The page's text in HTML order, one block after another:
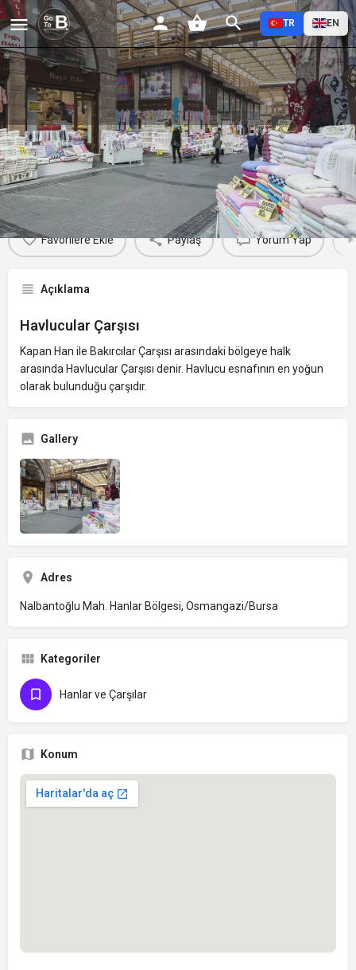
TR EN
Havlucular Çarşısı
Profil Etkinlikler 0 Jobs 0
Favorilere Ekle Paylaş Yorum Yap
Açıklama
Havlucular Çarşısı
Kapan Han ile Bakırcılar Çarşısı arasındaki bölgeye halk
arasında Havlucular Çarşısı denir. Havlucu esnafının en yoğun
olarak bulunduğu çarşıdır.
Gallery
Adres
Nalbantoğlu Mah. Hanlar Bölgesi, Osmangazi/Bursa
Kategoriler
Hanlar ve Çarşılar
Konum